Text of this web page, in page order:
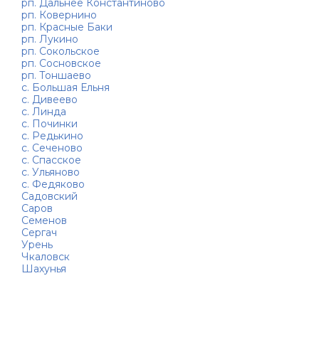
рп. Дальнее Константиново
рп. Ковернино
рп. Красные Баки
рп. Лукино
рп. Сокольское
рп. Сосновское
рп. Тоншаево
с. Большая Ельня
с. Дивеево
с. Линда
с. Починки
с. Редькино
с. Сеченово
с. Спасское
с. Ульяново
с. Федяково
Садовский
Саров
Семенов
Сергач
Урень
Чкаловск
Шахунья